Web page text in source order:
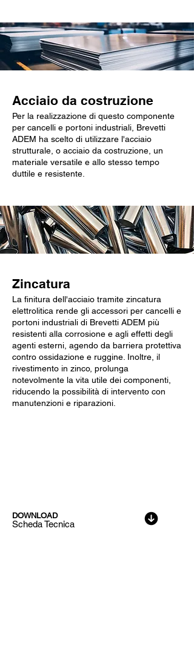
Acciaio da costruzione
Per la realizzazione di questo componente
per cancelli e portoni industriali, Brevetti
ADEM ha scelto di utilizzare l'acciaio
strutturale, o acciaio da costruzione, un
materiale versatile e allo stesso tempo
duttile e resistente.
Zincatura
La finitura dell'acciaio tramite zincatura
elettrolitica rende gli accessori per cancelli e
portoni industriali di Brevetti ADEM più
resistenti alla corrosione e agli effetti degli
agenti esterni, agendo da barriera protettiva
contro ossidazione e ruggine. Inoltre, il
rivestimento in zinco, prolunga
notevolmente la vita utile dei componenti,
riducendo la possibilità di intervento con
manutenzioni e riparazioni.
DOWNLOAD
Scheda Tecnica